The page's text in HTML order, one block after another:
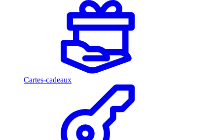
Cartes-cadeaux